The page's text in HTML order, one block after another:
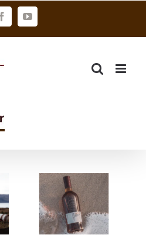
FacebookYouTube
最受歡迎新興
酒廠 艾德麥康
馬德拉桶”紅